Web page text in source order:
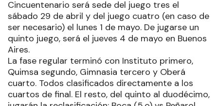
Cincuentenario será sede del juego tres el
sábado 29 de abril y del juego cuatro (en caso de
ser necesario) el lunes 1 de mayo. De jugarse un
quinto juego, será el jueves 4 de mayo en Buenos
Aires.
La fase regular terminó con Instituto primero,
Quimsa segundo, Gimnasia tercero y Oberá
cuarto. Todos clasificados directamente a los
cuartos de final. El resto, del quinto al duodécimo,